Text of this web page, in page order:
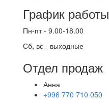
График работы
Пн-пт - 9.00-18.00
Сб, вс - выходные
Отдел продаж
Анна
+996 770 710 050